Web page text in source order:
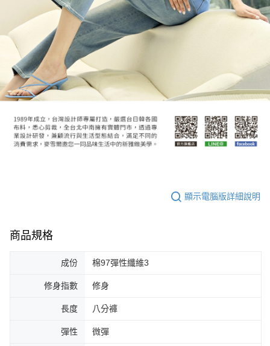
顯示電腦版詳細說明
商品規格
成份 棉97彈性纖維3
修身指數 修身
長度 八分褲
彈性 微彈